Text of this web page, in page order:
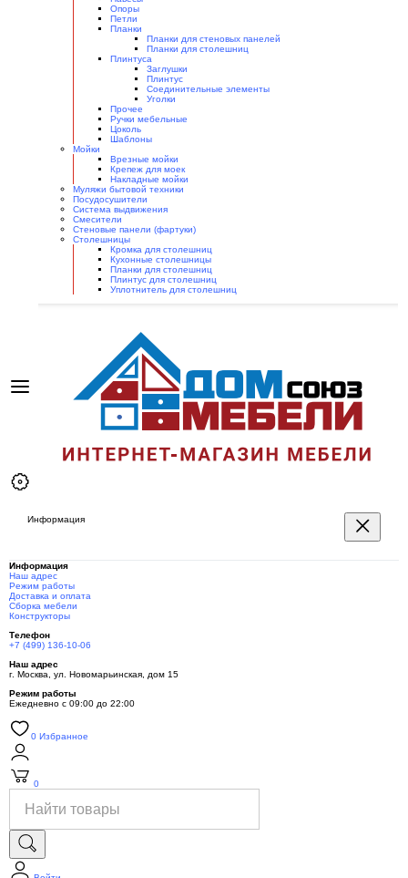
Опоры
Петли
Планки
Планки для стеновых панелей
Планки для столешниц
Плинтуса
Заглушки
Плинтус
Соединительные элементы
Уголки
Прочее
Ручки мебельные
Цоколь
Шаблоны
Мойки
Врезные мойки
Крепеж для моек
Накладные мойки
Муляжи бытовой техники
Посудосушители
Система выдвижения
Смесители
Стеновые панели (фартуки)
Столешницы
Кромка для столешниц
Кухонные столешницы
Планки для столешниц
Плинтус для столешниц
Уплотнитель для столешниц
Информация
Информация
Наш адрес
Режим работы
Доставка и оплата
Сборка мебели
Конструкторы
Телефон
+7 (499) 136-10-06
Наш адрес
г. Москва, ул. Новомарьинская, дом 15
Режим работы
Ежедневно с 09:00 до 22:00
0 Избранное
0